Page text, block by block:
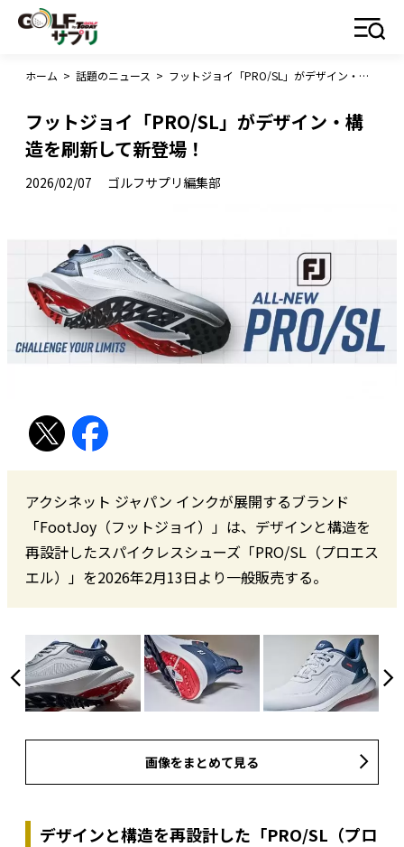
ホーム > 話題のニュース > フットジョイ「PRO/SL」がデザイン・構造を刷新して新登場！
フットジョイ「PRO/SL」がデザイン・構
造を刷新して新登場！
2026/02/07 ゴルフサプリ編集部
アクシネット ジャパン インクが展開するブランド
「FootJoy（フットジョイ）」は、デザインと構造を
再設計したスパイクレスシューズ「PRO/SL（プロエス
エル）」を2026年2月13日より一般販売する。
画像をまとめて見る
デザインと構造を再設計した「PRO/SL（プロ